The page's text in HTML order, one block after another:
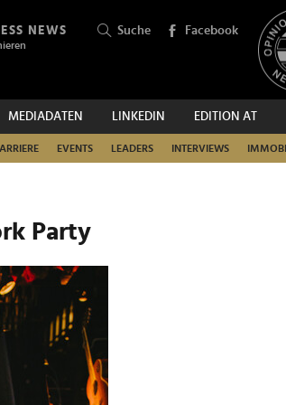
NEWS Suche Facebook
MEDIADATEN LINKEDIN EDITION AT
EVENTS LEADERS INTERVIEWS
SUCHEN
Party